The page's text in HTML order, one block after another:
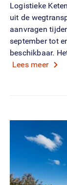
Logistieke
uit de
aanvragen
september tot
beschikbaar.
Lees meer